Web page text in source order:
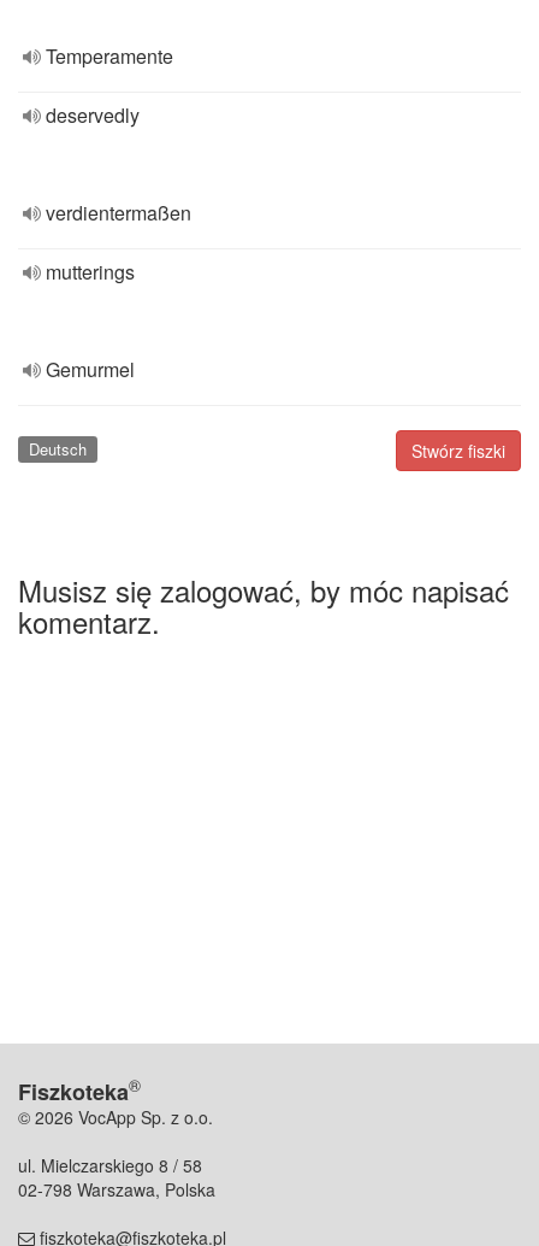
Temperamente
deservedly
verdientermaßen
mutterings
Gemurmel
Stwórz fiszki
Deutsch
Musisz się zalogować, by móc napisać
komentarz.
Fiszkoteka®
© 2026 VocApp Sp. z o.o.
ul. Mielczarskiego 8 / 58
02-798 Warszawa, Polska
fiszkoteka@fiszkoteka.pl